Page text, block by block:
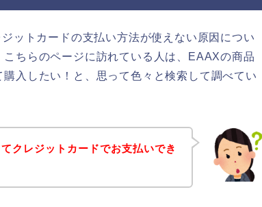
ットカードの支払い方法が使えない原因につい
ちらのページに訪れている人は、EAAXの商品
入したい！と、思って色々と検索して調べてい
クレジットカードでお支払いでき